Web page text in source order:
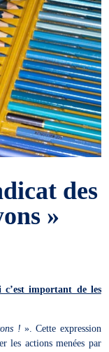
des
»
important de les
! ». Cette expression
les actions menées par